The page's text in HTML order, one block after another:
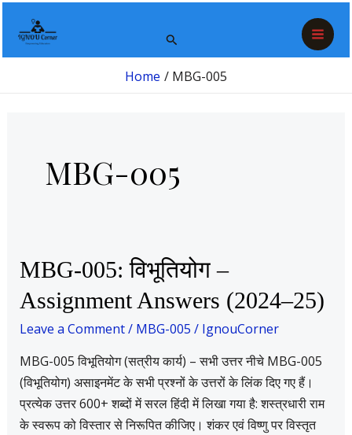
content
Search
Home MBG-005
MBG-005
MBG-005: विभूतियोग –
Assignment Answers (2024–25)
Leave a Comment/ MBG-005 / IgnouCorner
MBG-005 विभूतियोग (सत्रीय कार्य) – सभी उत्तर नीचे MBG-005
(विभूतियोग) असाइनमेंट के सभी प्रश्नों के उत्तरों के लिंक दिए गए हैं।
प्रत्येक उत्तर 600+ शब्दों में सरल हिंदी में लिखा गया है: शस्त्रधारी राम
के स्वरूप को विस्तार से निरूपित कीजिए। शंकर एवं विष्णु पर विस्तृत
MBG-
विभूतियोग
–
Answers
(2024–
25)
pagination